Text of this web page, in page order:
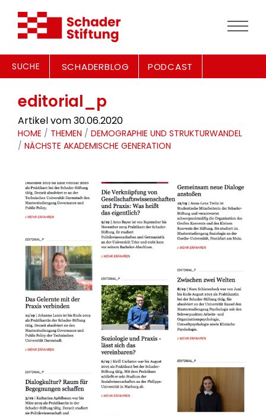
SUCHE SCHADERBLOG PODCAST
editorial_p
Artikel vom 30.06.2020
HOME / THEMEN / DEMOGRAPHIE UND STRUKTURWANDEL
/ NÄCHSTE AKADEMISCHE GENERATION